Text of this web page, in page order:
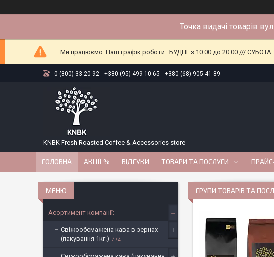
Точка видачі товарів
Ми працюємо. Наш графік роботи : БУДНІ: з 10:00 до 20:00 ///
0 (800) 33-20-92 +380 (95) 499-10-65 +380 (68) 905-41-89
KNBK Fresh Roasted Coffee & Accessories store
ГОЛОВНА АКЦІЇ % ВІДГУКИ ТОВАРИ ТА ПОСЛУГИ
ГРУПИ ТОВАРІВ ТА
Асортимент компанії:
Свіжообсмажена кава в зернах
(пакування 1кг.)
72